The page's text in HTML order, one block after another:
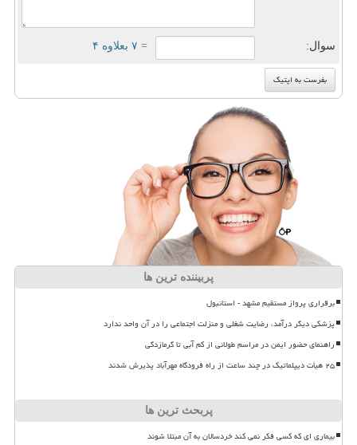
سوال: = ۷ بعلاوه ۴
پربیننده ترین ها
برقراری پرواز مستقیم مشهد - استانبول
پزشکی دیگر درآمد، رضایت شغلی و منزلت اجتماعی را در آن واحد ندارد
راهنمای حضور ایمن در مراسم طولانی از کم آبی تا گرمازدگی
۲۵ هیأت دیپلماتیک در چند ساعت از راه فرودگاه مهرآباد پذیرش شدند
پربحث ترین ها
بیماری ای که کسی فکر نمی کند خردسالان به آن مبتلا شوند